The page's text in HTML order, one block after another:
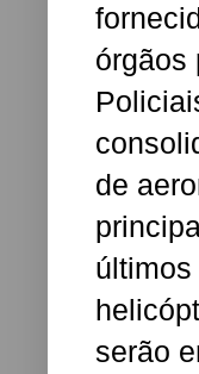
órgãos
de
serão